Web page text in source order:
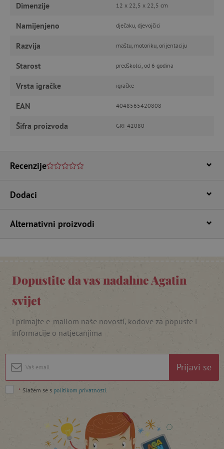
Dimenzije 12 x 22,5 x 22,5 cm
Namijenjeno dječaku, djevojčici
Razvija maštu, motoriku, orijentaciju
Starost predškolci, od 6 godina
Vrsta igračke igračke
EAN 4048565420808
Šifra proizvoda GRI_42080
Recenzije
Dodaci
Alternativni proizvodi
Dopustite da vas nadahne Agatin
svijet
i primajte e-mailom naše novosti, kodove za popuste i
informacije o natjecanjima
Prijavi se
* Slažem se s politikom privatnosti
funkcionalnost internetske stranice, kao što su
npr. upis korisnika na stranici te uređivanje
odgovarajuće upotrebljavati bez nužno
Pružatelj usluga
www.agatinsvijet.hr
PHPSESSID
PHP.net
www.agatinsvijet.hr